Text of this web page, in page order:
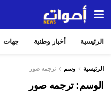
الرئيسية أخبار وطنية جهات
الرئيسية وسم ترجمه صور
الوسم:ترجمه صور